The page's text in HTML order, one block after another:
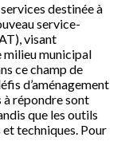
destinée à
service-
visant
milieu municipal
ce champ de
d’aménagement
à répondre sont
que les outils
techniques. Pour